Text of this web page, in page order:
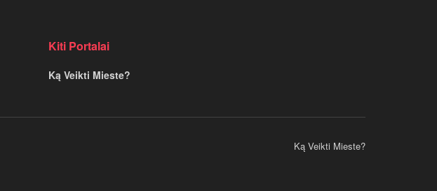
Kiti Portalai
Ką Veikti Mieste?
Ką Veikti Mieste?